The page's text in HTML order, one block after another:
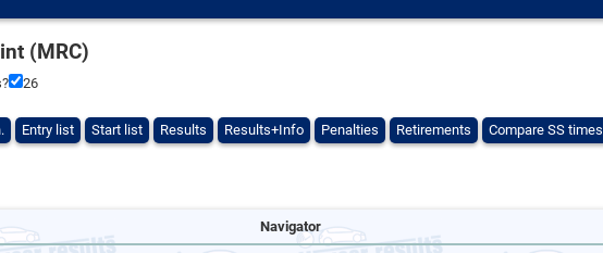
(MRC)
26
Entry list Start list Results Results+Info Penalties Retirements Compare SS times
Navigator